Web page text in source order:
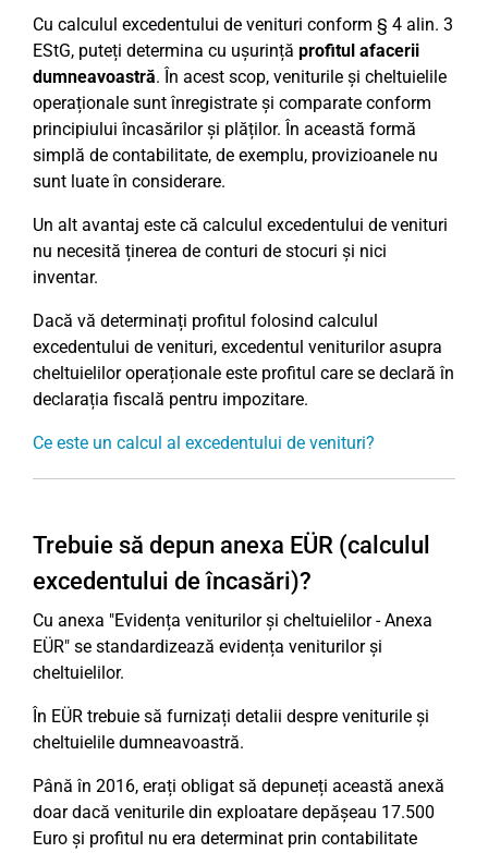
Cu calculul excedentului de venituri conform § 4 alin. 3
EStG, puteți determina cu ușurință profitul afacerii
dumneavoastră. În acest scop, veniturile și cheltuielile
operaționale sunt înregistrate și comparate conform
principiului încasărilor și plăților. În această formă
simplă de contabilitate, de exemplu, provizioanele nu
sunt luate în considerare.
Un alt avantaj este că calculul excedentului de venituri
nu necesită ținerea de conturi de stocuri și nici
inventar.
Dacă vă determinați profitul folosind calculul
excedentului de venituri, excedentul veniturilor asupra
cheltuielilor operaționale este profitul care se declară în
declarația fiscală pentru impozitare.
Ce este un calcul al excedentului de venituri?
Trebuie să depun anexa EÜR (calculul
excedentului de încasări)?
Cu anexa "Evidența veniturilor și cheltuielilor - Anexa
EÜR" se standardizează evidența veniturilor și
cheltuielilor.
În EÜR trebuie să furnizați detalii despre veniturile și
cheltuielile dumneavoastră.
Până în 2016, erați obligat să depuneți această anexă
doar dacă veniturile din exploatare depășeau 17.500
Euro și profitul nu era determinat prin contabilitate